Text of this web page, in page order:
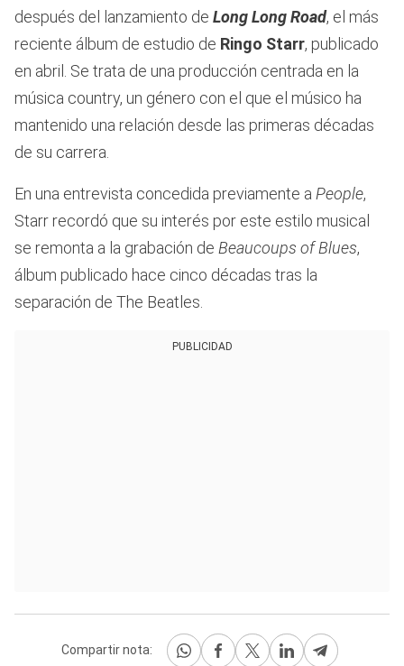
después del lanzamiento de Long Long Road, el más
reciente álbum de estudio de Ringo Starr, publicado
en abril. Se trata de una producción centrada en la
música country, un género con el que el músico ha
mantenido una relación desde las primeras décadas
de su carrera.
En una entrevista concedida previamente a People,
Starr recordó que su interés por este estilo musical
se remonta a la grabación de Beaucoups of Blues,
álbum publicado hace cinco décadas tras la
separación de The Beatles.
PUBLICIDAD
Compartir nota: